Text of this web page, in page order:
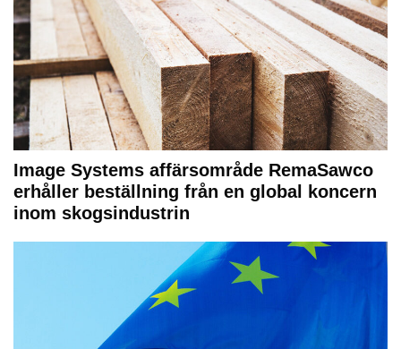
Image Systems affärsområde RemaSawco
erhåller beställning från en global koncern
inom skogsindustrin